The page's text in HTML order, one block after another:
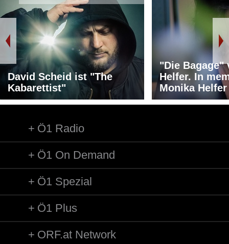
David Scheid ist "The
Kabarettist"
"Die Bagage"
Helfer. In
Monika Helfer
Ö1 Radio
Ö1 On Demand
Ö1 Spezial
Ö1 Plus
ORF.at Network